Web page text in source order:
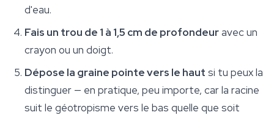
d'eau.
Fais un trou de 1 à 1,5 cm de profondeuravec un
crayon ou un doigt.
Dépose la graine pointe vers le haut si tu peux la
distinguer — en pratique, peu importe, car la racine
suit le géotropisme vers le bas quelle que soit